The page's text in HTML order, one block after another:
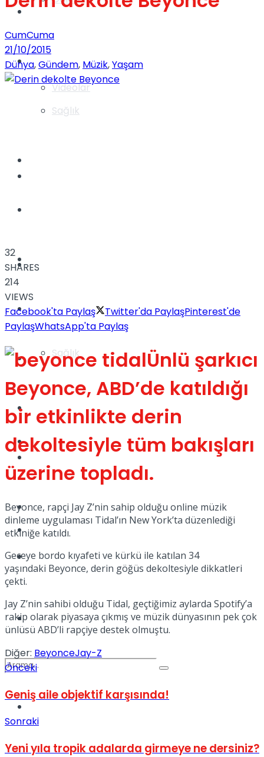
Videolar
Yaşam
Sağlık
TV
Kadınca
Dünya
Gündem
Yaşam
Sağlık
Türkiye
Müzik
Sinema
Spor
Podcast
No Result
CumCuma
21/10/2015
Dünya,Gündem, Müzik,Yaşam
32
SHARES
214
VIEWS
Facebook'ta Paylaş
Twitter'da PaylaşPinterest'de
PaylaşWhatsApp'ta Paylaş
Ünlü şarkıcı
Beyonce, ABD’de katıldığı
bir etkinlikte derin
dekoltesiyle tüm bakışları
üzerine topladı.
Beyonce, rapçi Jay Z’nin sahip olduğu online müzik
dinleme uygulaması Tidal’ın New York’ta düzenlediği
etkiniğe katıldı.
Geceye bordo kıyafeti ve kürkü ile katılan 34
yaşındaki Beyonce, derin göğüs dekoltesiyle dikkatleri
çekti.
Jay Z’nin sahibi olduğu Tidal, geçtiğimiz aylarda Spotify’a
rakip olarak piyasaya çıkmış ve müzik dünyasının pek çok
ünlüsü ABD’li rapçiye destek olmuştu.
Diğer: BeyonceJay-Z
Önceki
Geniş aile objektif karşısında!
Sonraki
Yeni yıla tropik adalarda girmeye ne dersiniz?